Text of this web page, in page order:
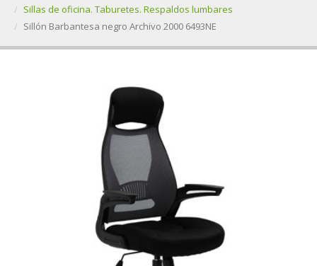
Sillas de oficina. Taburetes. Respaldos lumbares
Sillón Barbantesa negro Archivo 2000 6493NE